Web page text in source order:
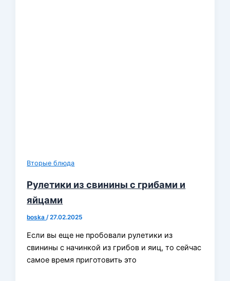
Вторые блюда
Рулетики из свинины с грибами и
яйцами
boska /27.02.2025
Если вы еще не пробовали рулетики из
свинины с начинкой из грибов и яиц, то сейчас
самое время приготовить это